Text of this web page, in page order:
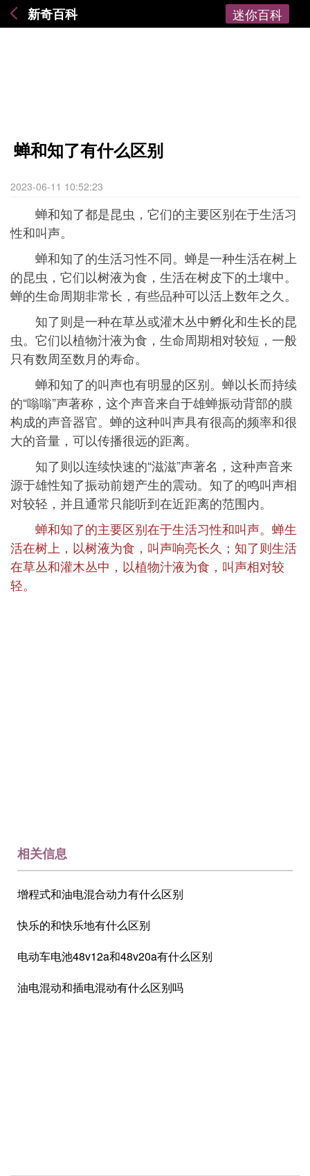
新奇百科 迷你百科
蝉和知了有什么区别
2023-06-11 10:52:23
蝉和知了都是昆虫，它们的主要区别在于生活习
性和叫声。
蝉和知了的生活习性不同。蝉是一种生活在树上
的昆虫，它们以树液为食，生活在树皮下的土壤中。
蝉的生命周期非常长，有些品种可以活上数年之久。
知了则是一种在草丛或灌木丛中孵化和生长的昆
虫。它们以植物汁液为食，生命周期相对较短，一般
只有数周至数月的寿命。
蝉和知了的叫声也有明显的区别。蝉以长而持续
的“嗡嗡”声著称，这个声音来自于雄蝉振动背部的膜
构成的声音器官。蝉的这种叫声具有很高的频率和很
大的音量，可以传播很远的距离。
知了则以连续快速的“滋滋”声著名，这种声音来
源于雄性知了振动前翅产生的震动。知了的鸣叫声相
对较轻，并且通常只能听到在近距离的范围内。
蝉和知了的主要区别在于生活习性和叫声。蝉生
活在树上，以树液为食，叫声响亮长久；知了则生活
在草丛和灌木丛中，以植物汁液为食，叫声相对较
轻。
相关信息
增程式和油电混合动力有什么区别
快乐的和快乐地有什么区别
电动车电池48v12a和48v20a有什么区别
油电混动和插电混动有什么区别吗